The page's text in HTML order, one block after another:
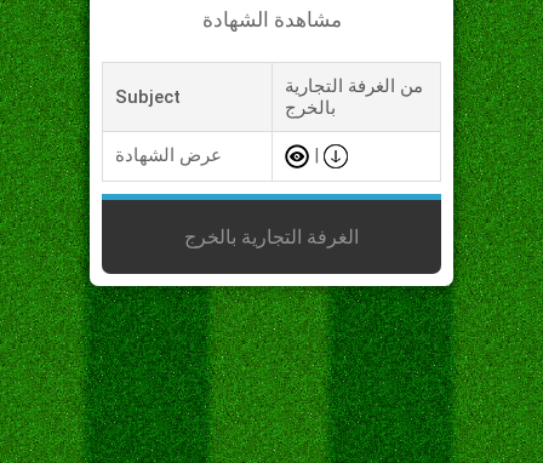
مشاهدة الشهادة
Subject
من الغرفة التجارية
بالخرج
عرض الشهادة
الغرفة التجارية بالخرج